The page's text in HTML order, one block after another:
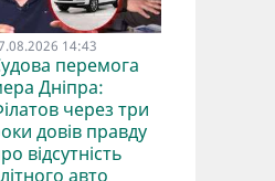
14:43
перемога
Дніпра:
через три
довів правду
відсутність
авто